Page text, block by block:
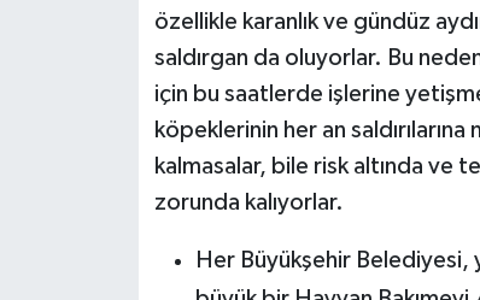
özellikle karanlık ve gündüz
saldırgan da oluyorlar. Bu
için bu saatlerde işlerine
köpeklerinin her an saldırılarına
kalmasalar, bile risk altında ve
zorunda kalıyorlar.
Her Büyükşehir Belediyesi,